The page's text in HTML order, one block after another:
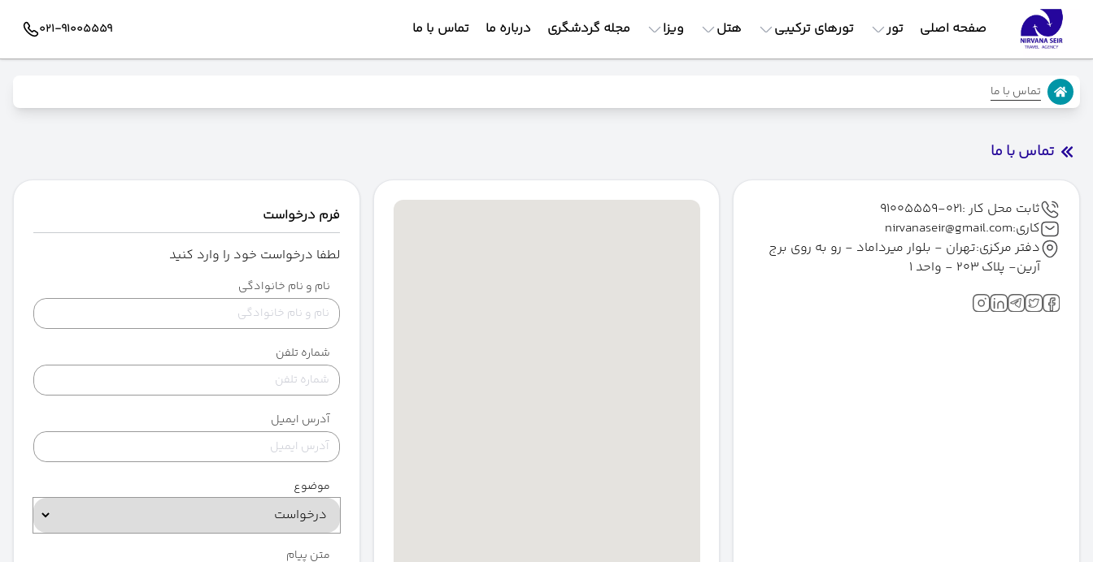
صفحه اصلی تور تورهای ترکیبی هتل ویزا مجله گردشگری درباره ما تماس با ما 021-91005559
تماس با ما
تماس با ما
ثابت محل کار :021-91005559
کاری:nirvanaseir@gmail.com
دفتر مرکزی:تهران - بلوار میرداماد - رو به روی برج
آرین- پلاک 203 - واحد 1
فرم درخواست
لطفا درخواست خود را وارد کنید
نام و نام خانوادگی
شماره تلفن
آدرس ایمیل
موضوع
متن پیام